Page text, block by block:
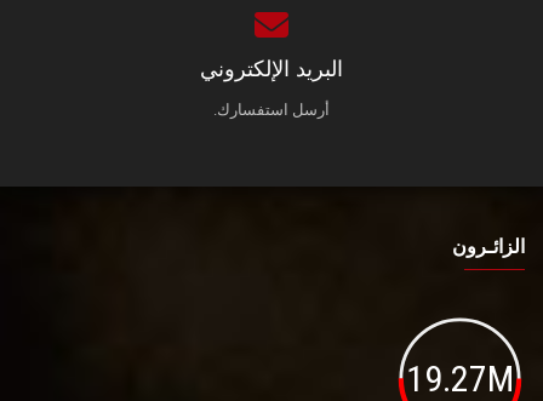
البريد الإلكتروني
أرسل استفسارك.
الزائـرون
19.27M